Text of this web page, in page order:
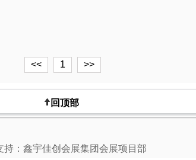
<< 1 >>
回顶部
持：鑫宇佳创会展集团会展项目部